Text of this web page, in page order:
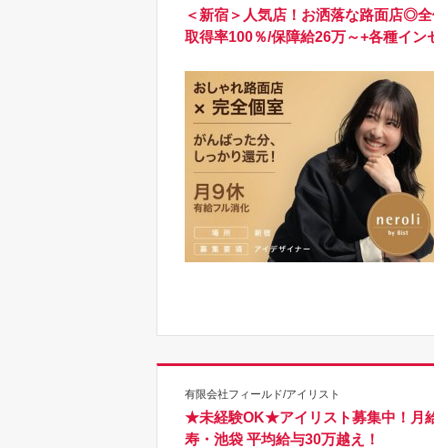
＜新宿＞人気店！お洒落な路面店◎
取得率100％/保障給26万～+各種イ
有限会社フィールド/アイリスト
★未経験OK★アイリスト募集中！月
寿・池袋 平均給与30万越え！